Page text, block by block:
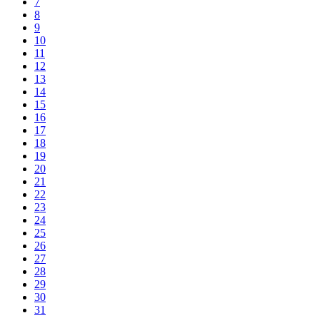
8
9
10
11
12
13
14
15
16
17
18
19
20
21
22
23
24
25
26
27
28
29
30
31